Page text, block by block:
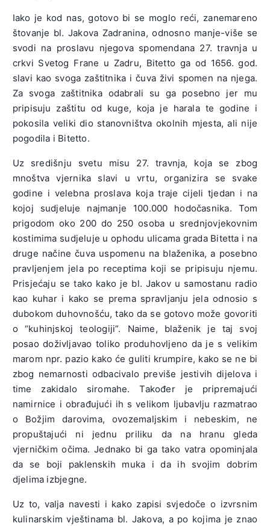
Iako je kod nas, gotovo bi se moglo reći, zanemareno
štovanje bl. Jakova Zadranina, odnosno manje-više se
svodi na proslavu njegova spomendana 27. travnja u
crkvi Svetog Frane u Zadru, Bitetto ga od 1656. god.
slavi kao svoga zaštitnika i čuva živi spomen na njega.
Za svoga zaštitnika odabrali su ga posebno jer mu
pripisuju zaštitu od kuge, koja je harala te godine i
pokosila veliki dio stanovništva okolnih mjesta, ali nije
pogodila i Bitetto.
Uz središnju svetu misu 27. travnja, koja se zbog
mnoštva vjernika slavi u vrtu, organizira se svake
godine i velebna proslava koja traje cijeli tjedan i na
kojoj sudjeluje najmanje 100.000 hodočasnika. Tom
prigodom oko 200 do 250 osoba u srednjovjekovnim
kostimima sudjeluje u ophodu ulicama grada Bitetta i na
druge načine čuva uspomenu na blaženika, a posebno
pravljenjem jela po receptima koji se pripisuju njemu.
Prisjećaju se tako kako je bl. Jakov u samostanu radio
kao kuhar i kako se prema spravljanju jela odnosio s
dubokom duhovnošću, tako da se gotovo može govoriti
o “kuhinjskoj teologiji”. Naime, blaženik je taj svoj
posao doživljavao toliko produhovljeno da je s velikim
marom npr. pazio kako će guliti krumpire, kako se ne bi
zbog nemarnosti odbacivalo previše jestivih dijelova i
time zakidalo siromahe. Također je pripremajući
namirnice i obrađujući ih s velikom ljubavlju razmatrao
o Božjim darovima, ovozemaljskim i nebeskim, ne
propuštajući ni jednu priliku da na hranu gleda
vjerničkim očima. Jednako bi ga tako vatra opominjala
da se boji paklenskih muka i da ih svojim dobrim
djelima izbjegne.
Uz to, valja navesti i kako zapisi svjedoče o izvrsnim
kulinarskim vještinama bl. Jakova, a po kojima je znao